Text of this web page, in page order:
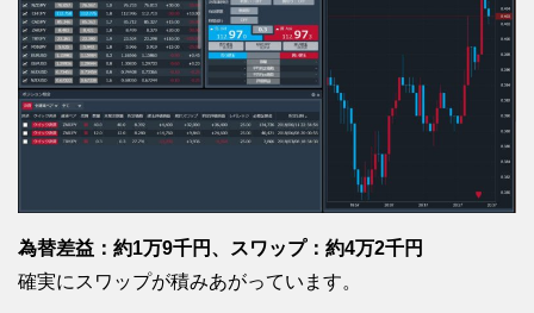
為替差益：約1万9千円、スワップ：約4万2千円
確実にスワップが積みあがっています。